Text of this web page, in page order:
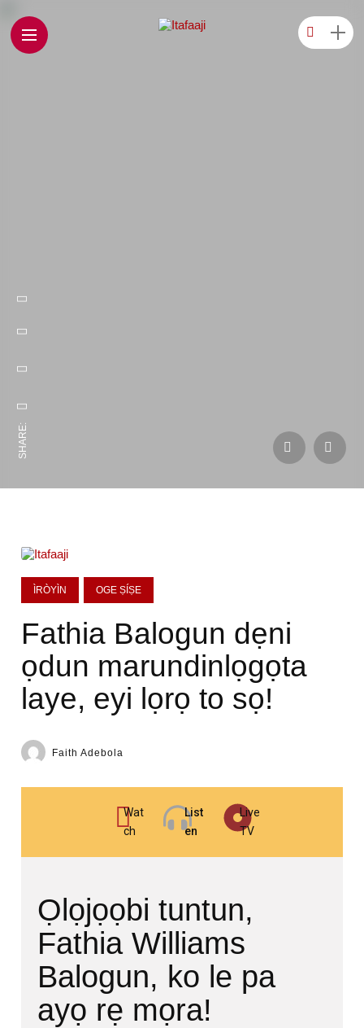
SHARE:
ÌRÒYÌN OGE ṢÍṢE
Fathia Balogun dẹni
ọdun marundinlọgọta
laye, eyi lọrọ to sọ!
Faith Adebola
Wat
ch
List
en
Live
TV
Ọlọjọọbi tuntun,
Fathia Williams
Balogun, ko le pa
ayọ rẹ mọra!